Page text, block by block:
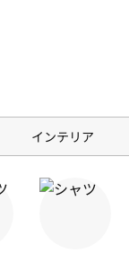
インテリア